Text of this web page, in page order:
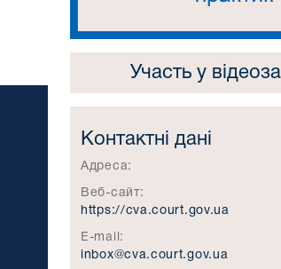
Участь у
Контактні дані
Адреса:
Веб-сайт:
https://cva.court.gov.ua
E-mail:
inbox@cva.court.gov.ua